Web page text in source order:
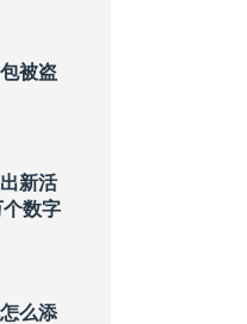
被盗
新活
数字
么添